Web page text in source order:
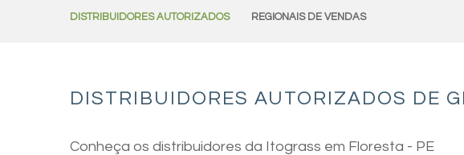
DISTRIBUIDORES AUTORIZADOS REGIONAIS DE VENDAS
DISTRIBUIDORES AUTORIZADOS DE
Conheça os distribuidores da Itograss em Floresta - PE